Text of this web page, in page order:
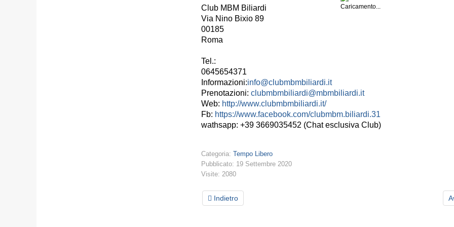
Club MBM Biliardi
Via Nino Bixio 89
00185
Tel.:
Informazioni:info@clubmbmbiliardi.it
Prenotazioni: clubmbmbiliardi@mbmbiliardi.it
Web: http://www.clubmbmbiliardi.it/
Fb: https://www.facebook.com/clubmbm.biliardi.31
wathsapp: +39 3669035452 (Chat esclusiva Club)
Categoria: Tempo Libero
Pubblicato: 19 Settembre 2020
Visite: 2080
Indietro